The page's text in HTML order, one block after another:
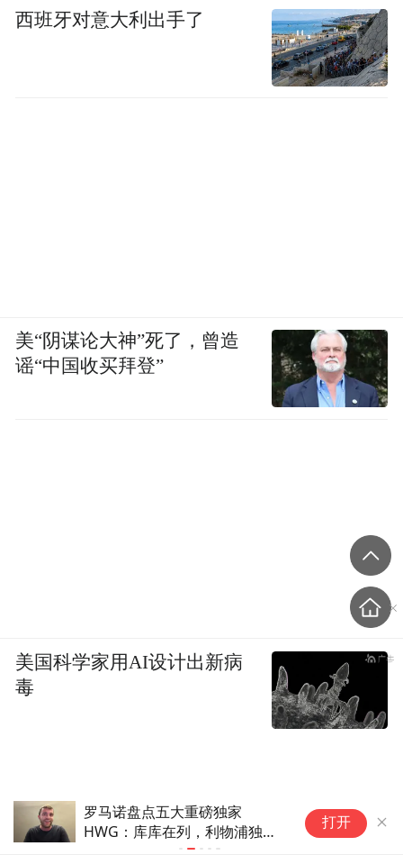
伊朗官员称防务协议无法保障沙
特安全
打开
西班牙对意大利出手了
美“阴谋论大神”死了，曾造
谣“中国收买拜登”
美国科学家用AI设计出新病
毒